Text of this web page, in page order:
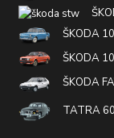
ŠKODA
ŠKODA
ŠKODA
TATRA